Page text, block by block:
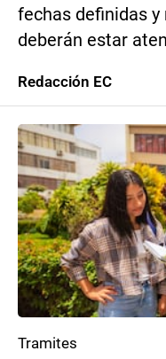
fechas definidas
deberán estar
Redacción EC
Tramites